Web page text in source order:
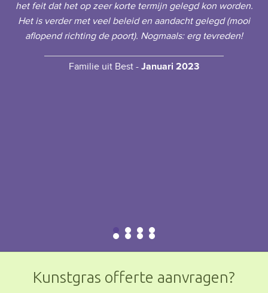
het feit dat het op zeer korte termijn gelegd kon worden.
Het is verder met veel beleid en aandacht gelegd (mooi
aflopend richting de poort). Nogmaals: erg tevreden!
Familie uit Best - Januari 2023
Kunstgras offerte aanvragen?